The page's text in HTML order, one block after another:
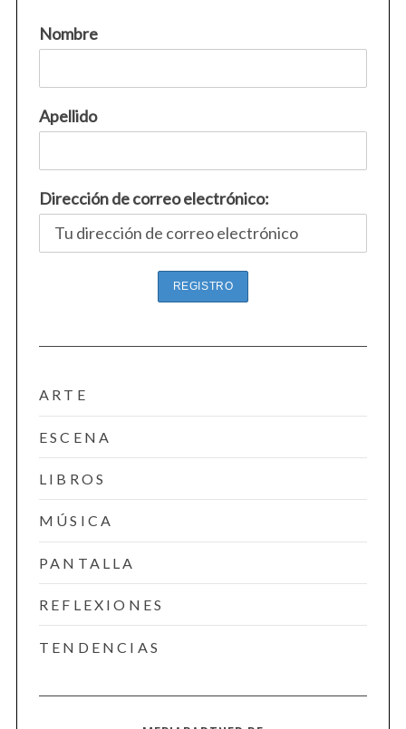
Nombre
Apellido
Dirección de correo electrónico:
ARTE
ESCENA
LIBROS
MÚSICA
PANTALLA
REFLEXIONES
TENDENCIAS
e
h
o